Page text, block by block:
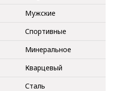
Мужские
Спортивные
Минеральное
Кварцевый
Сталь